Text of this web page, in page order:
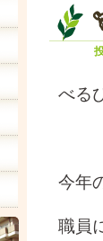
べる
今年
職員